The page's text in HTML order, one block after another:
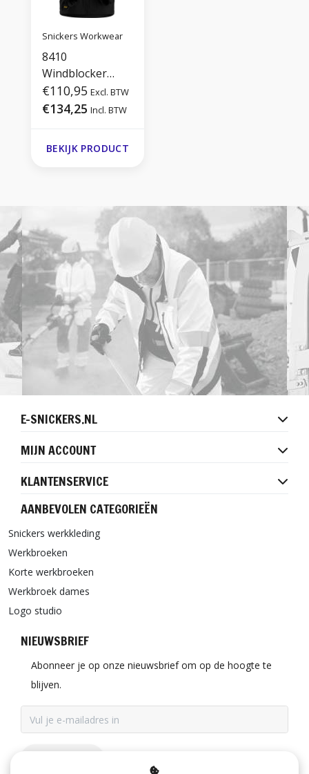
Snickers Workwear
8410
Windblocker
fleecejack
€110,95 Excl. BTW
€134,25 Incl. BTW
BEKIJK PRODUCT
E-SNICKERS.NL
MIJN ACCOUNT
KLANTENSERVICE
AANBEVOLEN CATEGORIEËN
Snickers werkkleding
Werkbroeken
Korte werkbroeken
Werkbroek dames
Logo studio
NIEUWSBRIEF
Abonneer je op onze nieuwsbrief om op de hoogte te
blijven.